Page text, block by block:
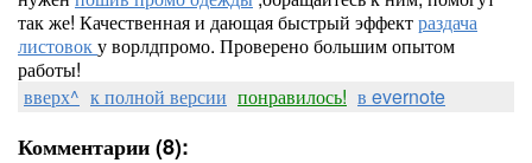
так же! Качественная и дающая быстрый эффектраздача
листовоку ворлдпромо. Проверено большим опытом
работы!
вверх^ к полной версии понравилось! в evernote
Комментарии (8):